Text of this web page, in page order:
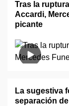
Tras la
Accardi,
picante
La sugestiva
separación